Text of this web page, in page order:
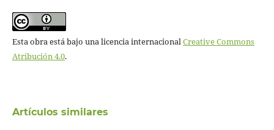
Esta obra está bajo una licencia internacionalCreative Commons
Atribución 4.0.
Artículos similares